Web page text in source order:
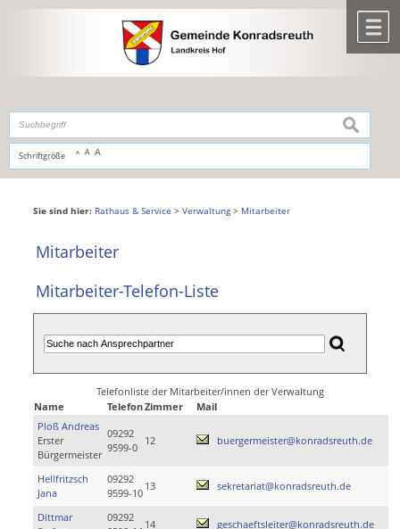
,zur Navigationoderzur Startseitespringen.
Schriftgröße A A A
suchen
Sie sind hier: Rathaus & Service > Verwaltung> Mitarbeiter
Mitarbeiter
Mitarbeiter-Telefon-Liste
Telefonliste der Mitarbeiter/innen der Verwaltung
Name
TelefonZimmer
Mail
Ploß Andreas
Erster
Bürgermeister
09292
9599-0
12 buergermeister@konradsreuth.de
Hellfritzsch
Jana
09292
9599-10
13 sekretariat@konradsreuth.de
Dittmar
09292
14 geschaeftsleiter@konradsreuth.de